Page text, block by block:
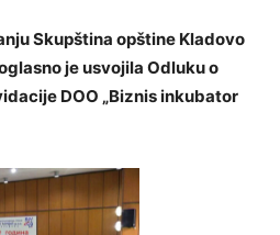
Skupština opštine Kladovo
je usvojila Odluku o
DOO „Biznis inkubator